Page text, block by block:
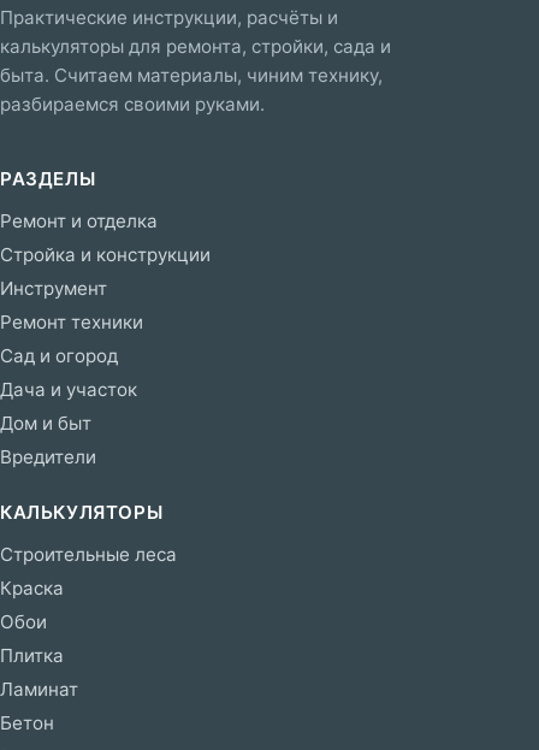
Практические инструкции, расчёты и
калькуляторы для ремонта, стройки, сада и
быта. Считаем материалы, чиним технику,
разбираемся своими руками.
РАЗДЕЛЫ
Ремонт и отделка
Стройка и конструкции
Инструмент
Ремонт техники
Сад и огород
Дача и участок
Дом и быт
Вредители
КАЛЬКУЛЯТОРЫ
Строительные леса
Краска
Обои
Плитка
Ламинат
Бетон